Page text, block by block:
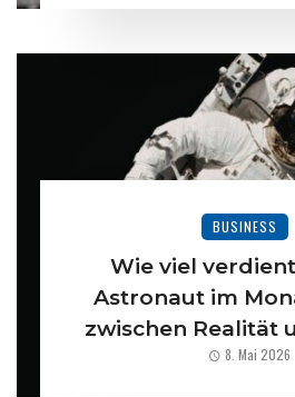
BUSINESS
Wie viel
Astronaut im
zwischen Realität
8. Mai 2026